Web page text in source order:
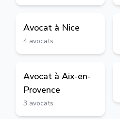
Avocat à Nice
4 avocats
Avocat à Aix-en-
Provence
3 avocats